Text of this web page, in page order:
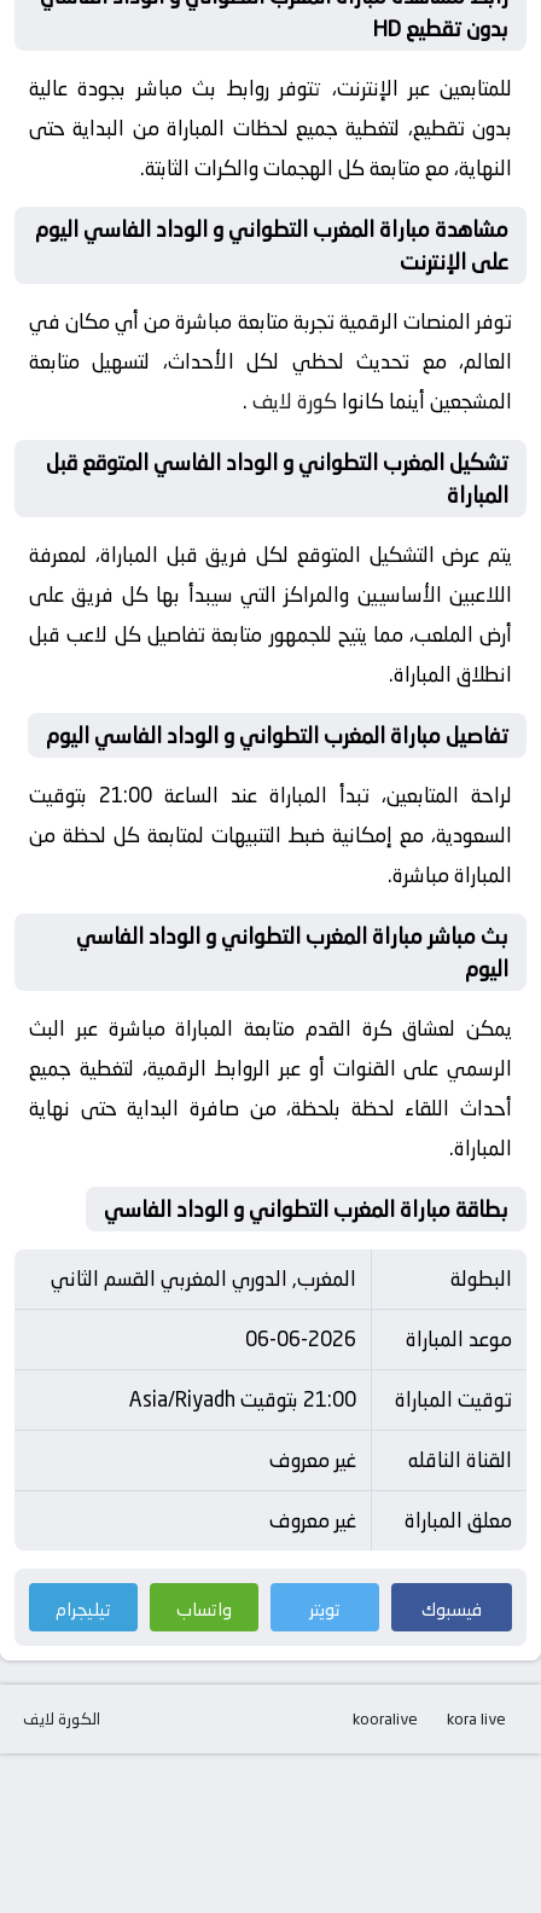
بدون تقطيع HD
للمتابعين عبر الإنترنت، تتوفر روابط بث مباشر بجودة عالية
بدون تقطيع، لتغطية جميع لحظات المباراة من البداية حتى
النهاية، مع متابعة كل الهجمات والكرات الثابتة.
مشاهدة مباراة المغرب التطواني و الوداد الفاسي اليوم
على الإنترنت
توفر المنصات الرقمية تجربة متابعة مباشرة من أي مكان في
العالم، مع تحديث لحظي لكل الأحداث، لتسهيل متابعة
المشجعين أينما كانواكورة لايف.
تشكيل المغرب التطواني و الوداد الفاسي المتوقع قبل
المباراة
يتم عرض التشكيل المتوقع لكل فريق قبل المباراة، لمعرفة
اللاعبين الأساسيين والمراكز التي سيبدأ بها كل فريق على
أرض الملعب، مما يتيح للجمهور متابعة تفاصيل كل لاعب قبل
انطلاق المباراة.
تفاصيل مباراة المغرب التطواني و الوداد الفاسي اليوم
لراحة المتابعين، تبدأ المباراة عند الساعة 21:00 بتوقيت
السعودية، مع إمكانية ضبط التنبيهات لمتابعة كل لحظة من
المباراة مباشرة.
بث مباشر مباراة المغرب التطواني و الوداد الفاسي
اليوم
يمكن لعشاق كرة القدم متابعة المباراة مباشرة عبر البث
الرسمي على القنوات أو عبر الروابط الرقمية، لتغطية جميع
أحداث اللقاء لحظة بلحظة، من صافرة البداية حتى نهاية
المباراة.
بطاقة مباراة المغرب التطواني و الوداد الفاسي
البطولة
المغرب, الدوري المغربي القسم الثاني
موعد المباراة
06-06-2026
توقيت المباراة
21:00 بتوقيت Asia/Riyadh
القناة الناقله
غير معروف
معلق المباراة
غير معروف
فيسبوك تويتر واتساب تيليجرام
الكورة لايف kora live
kooralive